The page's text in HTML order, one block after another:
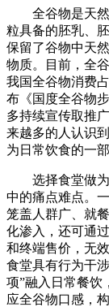
全谷物是天然
粒具备的胚乳、
保留了谷物中天
物质。目前，全
我国全谷物消费
布《国度全谷物
多持续宣传取推
来越多的人认识
为日常饮食的一部
选择食堂做为
中的痛点难点。
笼盖人群广、就
化渗入，还可通
和终端售价，无
食堂具有行为干
项”融入日常餐饮
应全谷物口感，